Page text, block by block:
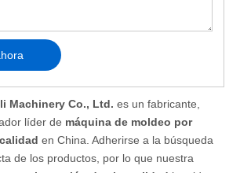
Machinery Co., Ltd. es un fabricante,
líder de máquina de moldeo por
en China. Adherirse a la búsqueda
de los productos, por lo que nuestra